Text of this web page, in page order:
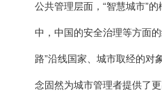
公共管理层面，“智慧城市”
中，中国的安全治理等方面
路”沿线国家、城市取经的对
念固然为城市管理者提供了